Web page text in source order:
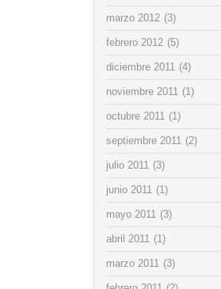
marzo 2012 (3)
febrero 2012 (5)
diciembre 2011 (4)
noviembre 2011 (1)
octubre 2011 (1)
septiembre 2011 (2)
julio 2011 (3)
junio 2011 (1)
mayo 2011 (3)
abril 2011 (1)
marzo 2011 (3)